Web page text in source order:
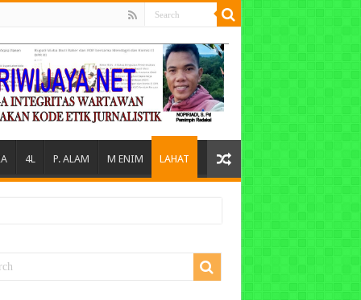
4L P. ALAM M ENIM LAHAT